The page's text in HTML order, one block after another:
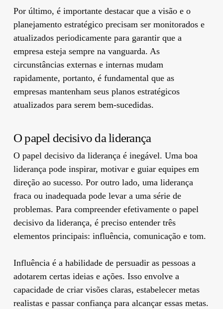
Por último, é importante destacar que a visão e o
planejamento estratégico precisam ser monitorados e
atualizados periodicamente para garantir que a
empresa esteja sempre na vanguarda. As
circunstâncias externas e internas mudam
rapidamente, portanto, é fundamental que as
empresas mantenham seus planos estratégicos
atualizados para serem bem-sucedidas.
O papel decisivo da liderança
O papel decisivo da liderança é inegável. Uma boa
liderança pode inspirar, motivar e guiar equipes em
direção ao sucesso. Por outro lado, uma liderança
fraca ou inadequada pode levar a uma série de
problemas. Para compreender efetivamente o papel
decisivo da liderança, é preciso entender três
elementos principais: influência, comunicação e tom.
Influência é a habilidade de persuadir as pessoas a
adotarem certas ideias e ações. Isso envolve a
capacidade de criar visões claras, estabelecer metas
realistas e passar confiança para alcançar essas metas.